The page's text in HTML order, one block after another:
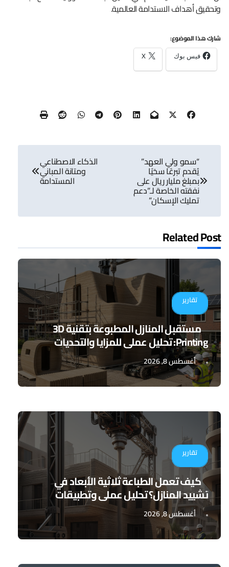
وتحقيق أهداف الاستدامة العالمية.
شارك هذا الموضوع:
فيس بوك X
تصفّح
المقالات
“سمو ولي العهد”
يُقدم تبرعًا سخيًا
بمبلغ مليار ريال على
نفقته الخاصة لـ”دعم
تمليك الإسكان”
الذكاء الاصطناعي
ومتانة المباني
المستدامة
Related Post
تقارير
مستقبل المنازل المطبوعة بتقنية 3D
Printing: تحليل عملي للمزايا والتحديات
أغسطس 8, 2026
تقارير
كيف تعمل الطباعة ثلاثية الأبعاد في
تشييد المنازل؟ تحليل عملي وتطبيقات
مستقبلية
أغسطس 8, 2026